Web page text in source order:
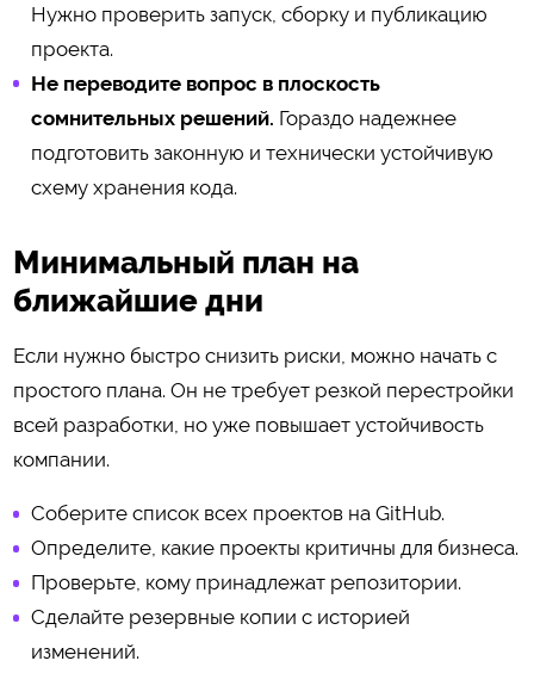
Нужно проверить запуск, сборку и публикацию
проекта.
Не переводите вопрос в плоскость
сомнительных решений. Гораздо надежнее
подготовить законную и технически устойчивую
схему хранения кода.
Минимальный план на
ближайшие дни
Если нужно быстро снизить риски, можно начать с
простого плана. Он не требует резкой перестройки
всей разработки, но уже повышает устойчивость
компании.
Соберите список всех проектов на GitHub.
Определите, какие проекты критичны для бизнеса.
Проверьте, кому принадлежат репозитории.
Сделайте резервные копии с историей
изменений.